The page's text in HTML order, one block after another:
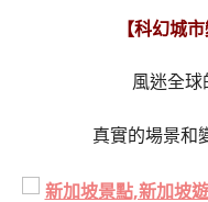
【科幻城
風迷全
真實的場景和